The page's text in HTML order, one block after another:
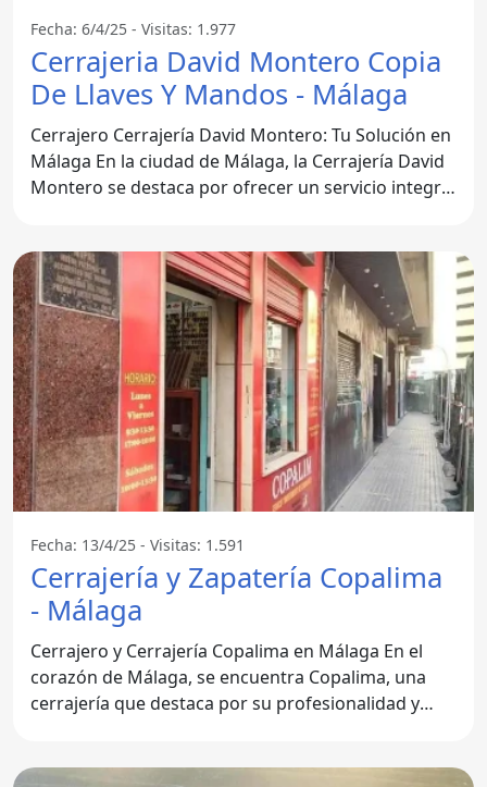
Fecha: 6/4/25 - Visitas: 1.977
Cerrajeria David Montero Copia
De Llaves Y Mandos - Málaga
Cerrajero Cerrajería David Montero: Tu Solución en
Málaga En la ciudad de Málaga, la Cerrajería David
Montero se destaca por ofrecer un servicio integral
Fecha: 13/4/25 - Visitas: 1.591
Cerrajería y Zapatería Copalima
- Málaga
Cerrajero y Cerrajería Copalima en Málaga En el
corazón de Málaga, se encuentra Copalima, una
cerrajería que destaca por su profesionalidad y